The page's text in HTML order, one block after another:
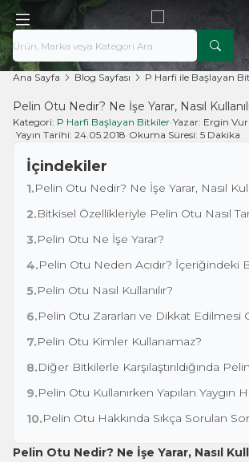
Ana Sayfa Blog Sayfası P Harfi ile Başlayan
Pelin Otu Nedir? Ne İşe Yarar, Nasıl
Kategori: P Harfi Başlayan Bitkiler•Yazar: Ergin
•Yayın Tarihi: 24.05.2018• Okuma Süresi: 5 Dakika
İçindekiler
1.Pelin Otu Nedir? Ne İşe Yarar, Nasıl
2.Bitkisel Özellikleriyle Pelin Otu Nasıl
3.Pelin Otu Ne İşe Yarar?
4.Pelin Otu Neden Acıdır? İçeriğindeki
5.Pelin Otu Nasıl Kullanılır?
6.Pelin Otu Zararları ve Dikkat Edilmesi
7.Pelin Otu Kimler Kullanamaz?
8.Diğer Bitkilerle Karşılaştırıldığında
9.Pelin Otu Kullanırken Yapılan Yaygın
10.Pelin Otu Hakkında Sıkça Sorulan
Pelin Otu Nedir? Ne İşe Yarar, Nasıl